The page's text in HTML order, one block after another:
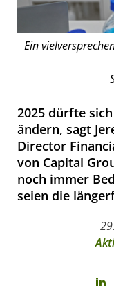
Ein
2025 dürfte
ändern, sagt
Director
von Capital
noch immer
seien die